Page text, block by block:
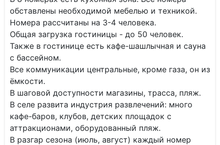
обставлены необходимой мебелью и техникой.
Номера рассчитаны на 3-4 человека.
Общая загрузка гостиницы - до 50 человек.
Также в гостинице есть кафе-шашлычная и сауна
с бассейном.
Все коммуникации центральные, кроме газа, он из
ёмкости.
В шаговой доступности магазины, трасса, пляж.
В селе развита индустрия развлечений: много
кафе-баров, клубов, детских площадок с
аттракционами, оборудованный пляж.
В разгар сезона (июль, август) каждый номер